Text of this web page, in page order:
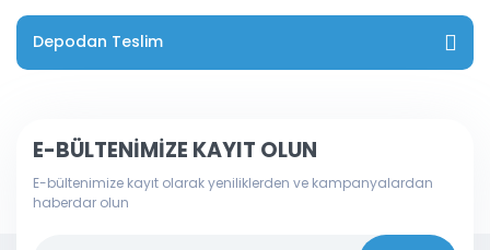
Depodan Teslim
E-BÜLTENİMİZE KAYIT OLUN
E-bültenimize kayıt olarak yeniliklerden ve kampanyalardan
haberdar olun